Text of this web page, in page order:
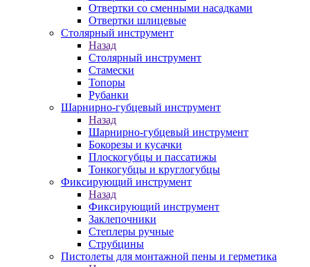
Отвертки со сменными насадками
Отвертки шлицевые
Столярный инструмент
Назад
Столярный инструмент
Стамески
Топоры
Рубанки
Шарнирно-губцевый инструмент
Назад
Шарнирно-губцевый инструмент
Бокорезы и кусачки
Плоскогубцы и пассатижы
Тонкогубцы и круглогубцы
Фиксирующий инструмент
Назад
Фиксирующий инструмент
Заклепочники
Степлеры ручные
Струбцины
Пистолеты для монтажной пены и герметика